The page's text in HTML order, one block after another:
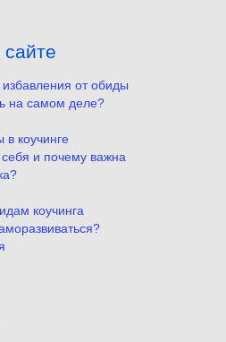
от обиды
на самом деле?
коучинге
и почему важна
коучинга